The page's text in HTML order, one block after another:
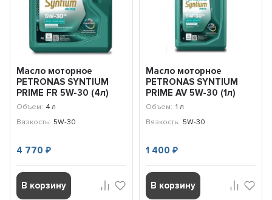
Масло моторное
PETRONAS SYNTIUM
PRIME FR 5W-30 (4л)
71241K1YEU
Объем: 4 л
Вязкость: 5W-30
4 770₽
В корзину
Масло моторное
PETRONAS SYNTIUM
PRIME AV 5W-30 (1л)
71234E18EU
Объем: 1 л
Вязкость: 5W-30
1 400 ₽
В корзину